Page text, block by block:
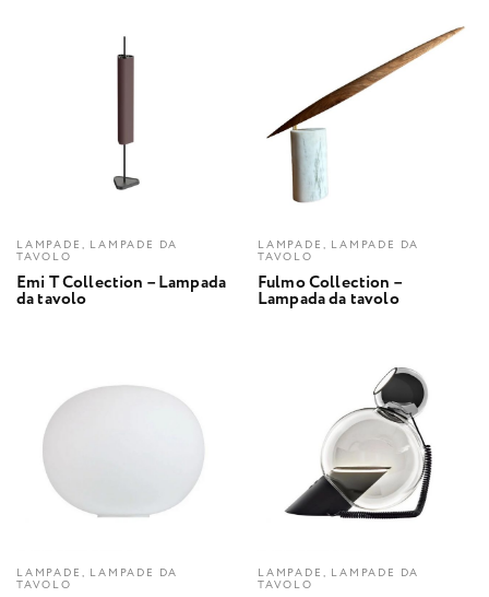
LAMPADE, LAMPADE DA
TAVOLO
Emi T Collection – Lampada
da tavolo
LAMPADE, LAMPADE DA
TAVOLO
Fulmo Collection –
Lampada da tavolo
LAMPADE, LAMPADE DA
TAVOLO
LAMPADE, LAMPADE DA
TAVOLO